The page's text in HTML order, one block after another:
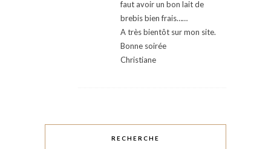
faut avoir un bon lait de
brebis bien frais……
A très bientôt sur mon site.
Bonne soirée
Christiane
RECHERCHE